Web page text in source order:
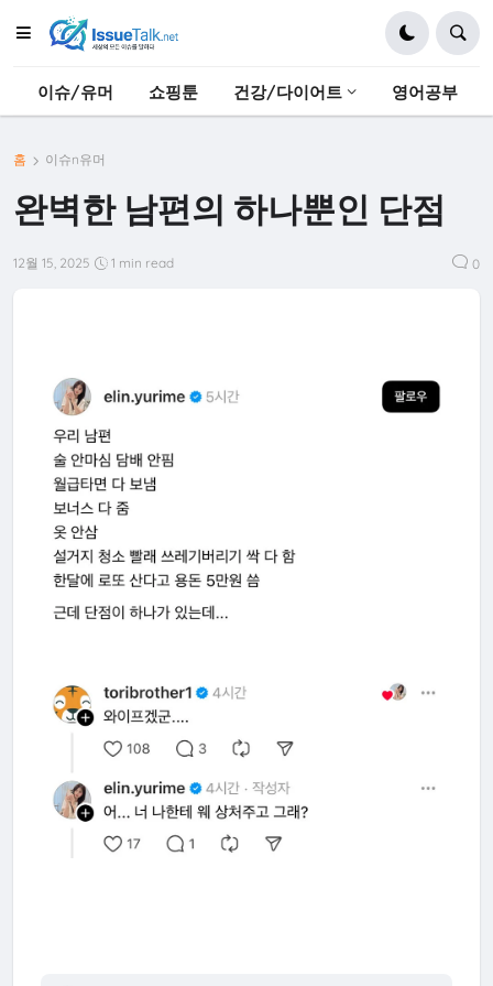
이슈/유머 쇼핑툰 건강/다이어트 영어공부
홈 이슈n유머
완벽한 남편의 하나뿐인 단점
12월 15, 2025 1 min read 0